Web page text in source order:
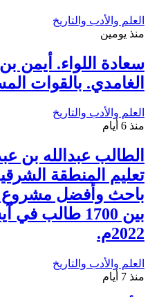
العلم والأدب والتاريخ
منذ يومين
سعادة اللواء. أيمن
الغامدي. بالقوات
العلم والأدب والتاريخ
منذ 6 أيام
الطالب عبدالله بن
تعليم المنطقة
باحث وأفضل مشروع
بين 1700
2022م.
العلم والأدب والتاريخ
منذ 7 أيام